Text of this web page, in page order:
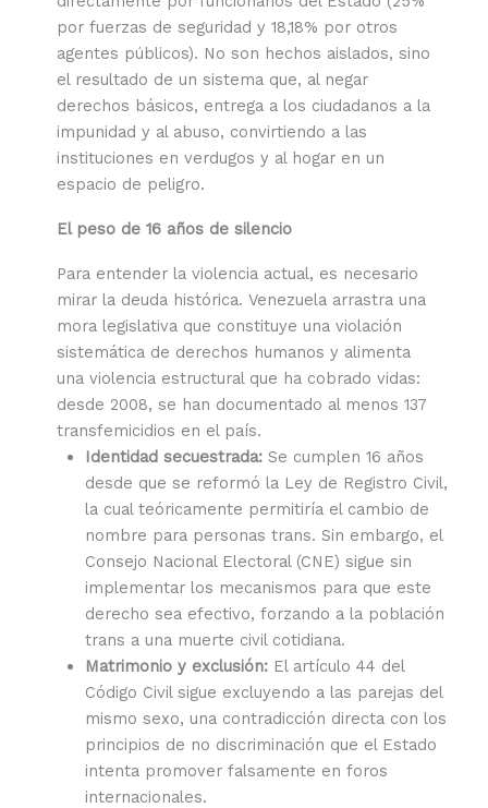
por fuerzas de seguridad y 18,18% por otros
agentes públicos). No son hechos aislados, sino
el resultado de un sistema que, al negar
derechos básicos, entrega a los ciudadanos a la
impunidad y al abuso, convirtiendo a las
instituciones en verdugos y al hogar en un
espacio de peligro.
El peso de 16 años de silencio
Para entender la violencia actual, es necesario
mirar la deuda histórica. Venezuela arrastra una
mora legislativa que constituye una violación
sistemática de derechos humanos y alimenta
una violencia estructural que ha cobrado vidas:
desde 2008, se han documentado al menos 137
transfemicidios en el país.
Identidad secuestrada: Se cumplen 16 años
desde que se reformó la Ley de Registro Civil,
la cual teóricamente permitiría el cambio de
nombre para personas trans. Sin embargo, el
Consejo Nacional Electoral (CNE) sigue sin
implementar los mecanismos para que este
derecho sea efectivo, forzando a la población
trans a una muerte civil cotidiana.
Matrimonio y exclusión: El artículo 44 del
Código Civil sigue excluyendo a las parejas del
mismo sexo, una contradicción directa con los
principios de no discriminación que el Estado
intenta promover falsamente en foros
internacionales.